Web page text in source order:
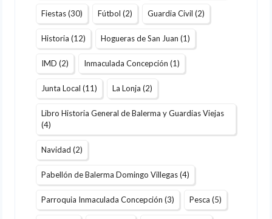
Fiestas(30) Fútbol (2) Guardia Civil (2)
Historia (12) Hogueras de San Juan (1)
IMD (2) Inmaculada Concepción (1)
Junta Local (11) La Lonja (2)
Libro Historia General de Balerma y Guardias Viejas
(4)
Navidad (2)
Pabellón de Balerma Domingo Villegas(4)
Parroquia Inmaculada Concepción (3) Pesca (5)